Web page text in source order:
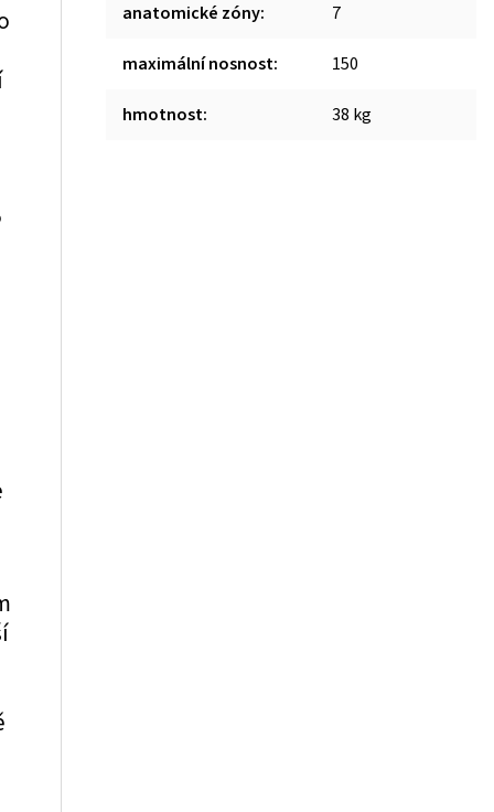
anatomické zóny: 7
maximální nosnost: 150
hmotnost: 38 kg